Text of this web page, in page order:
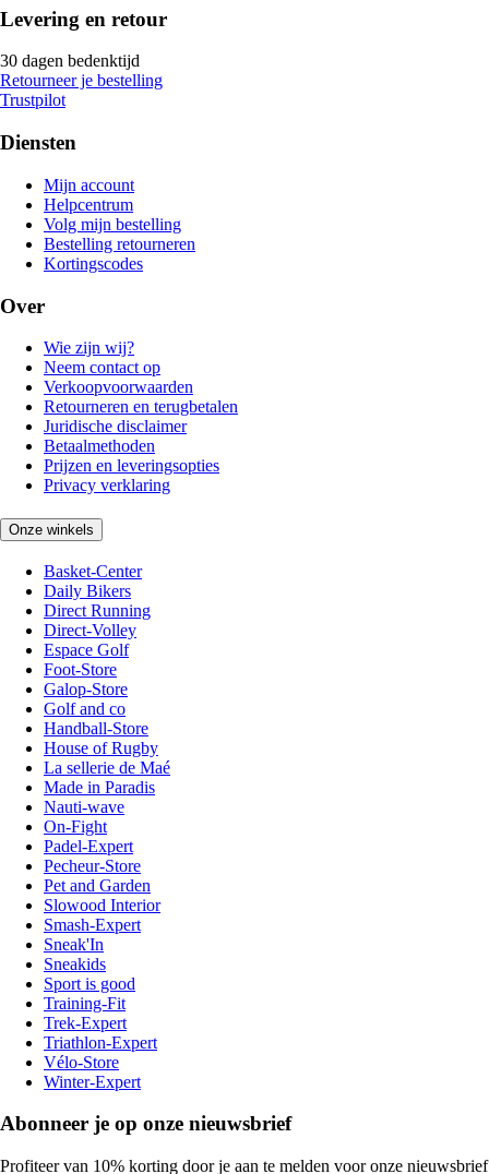
Levering en retour
30 dagen bedenktijd
Retourneer je bestelling
Trustpilot
Diensten
Mijn account
Helpcentrum
Volg mijn bestelling
Bestelling retourneren
Kortingscodes
Over
Wie zijn wij?
Neem contact op
Verkoopvoorwaarden
Retourneren en terugbetalen
Juridische disclaimer
Betaalmethoden
Prijzen en leveringsopties
Privacy verklaring
Onze winkels
Basket-Center
Daily Bikers
Direct Running
Direct-Volley
Espace Golf
Foot-Store
Galop-Store
Golf and co
Handball-Store
House of Rugby
La sellerie de Maé
Made in Paradis
Nauti-wave
On-Fight
Padel-Expert
Pecheur-Store
Pet and Garden
Slowood Interior
Smash-Expert
Sneak'In
Sneakids
Sport is good
Training-Fit
Trek-Expert
Triathlon-Expert
Vélo-Store
Winter-Expert
Abonneer je op onze nieuwsbrief
Profiteer van 10% korting door je aan te melden voor onze nieuwsbrief